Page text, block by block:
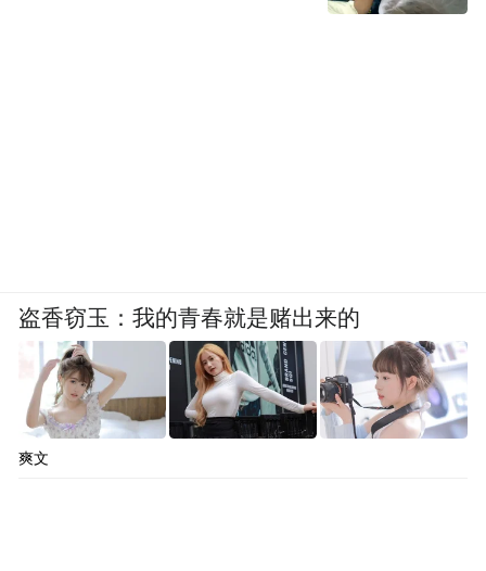
盗香窃玉：我的青春就是赌出来的
爽文